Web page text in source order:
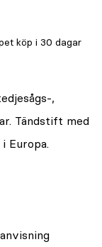
köp i 30 dagar
,
Tändstift med
Europa.